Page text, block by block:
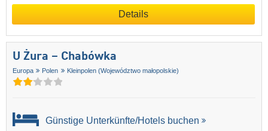
Details
U Żura – Chabówka
Europa Polen Kleinpolen (Województwo małopolskie)
Günstige Unterkünfte/Hotels buchen